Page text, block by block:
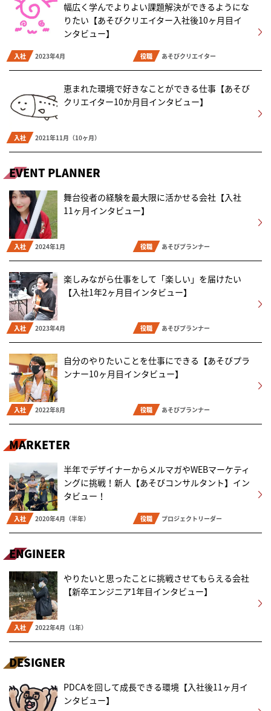
幅広く学んでよりよい課題解決ができるようにな
りたい【あそびクリエイター入社後10ヶ月目イ
ンタビュー】
入社 2023年4月 役職 あそびクリエイター
恵まれた環境で好きなことができる仕事【あそび
クリエイター10か月目インタビュー】
入社 2021年11月（10ヶ月）
EVENT PLANNER
舞台役者の経験を最大限に活かせる会社【入社
11ヶ月インタビュー】
入社 2024年1月 役職 あそびプランナー
楽しみながら仕事をして「楽しい」を届けたい
【入社1年2ヶ月目インタビュー】
入社 2023年4月 役職 あそびプランナー
自分のやりたいことを仕事にできる【あそびプラ
ンナー10ヶ月目インタビュー】
入社 2022年8月 役職 あそびプランナー
MARKETER
半年でデザイナーからメルマガやWEBマーケティ
ングに挑戦！新人【あそびコンサルタント】イン
タビュー！
入社 2020年4月（半年） 役職 プロジェクトリーダー
ENGINEER
やりたいと思ったことに挑戦させてもらえる会社
【新卒エンジニア1年目インタビュー】
入社 2022年4月（1年）
DESIGNER
PDCAを回して成長できる環境【入社後11ヶ月イ
ンタビュー】